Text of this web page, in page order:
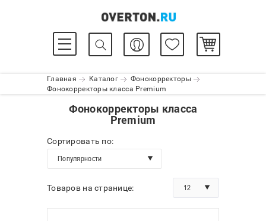
Главная Каталог
Фонокорректоры
Фонокорректоры класса Premium
Фонокорректоры класса
Premium
Сортировать по:
Популярности
Товаров на странице: 12